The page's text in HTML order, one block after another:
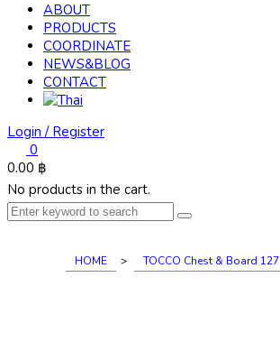
ABOUT
PRODUCTS
COORDINATE
NEWS&BLOG
CONTACT
Login / Register
0
0.00 ฿
No products in the cart.
HOME > TOCCO Chest & Board 127